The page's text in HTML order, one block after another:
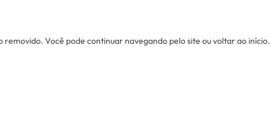
Você pode continuar navegando pelo site ou voltar ao início.